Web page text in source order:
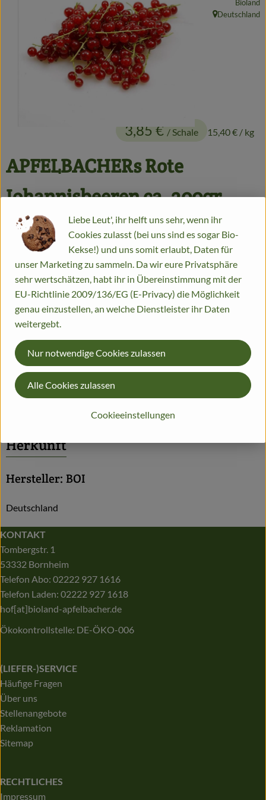
Alles Andere
Jungpflanzen
Hofladen
Infos
APFELBACHERs Rote
Johannisbeeren ca. 200gr
3,85 € / Schale 15,40 € / kg
Bioland
, Herkunft:
Deutschland
Artikel ist aktuell nicht bestellbar!
#1810 3,85 € / Schale 15,40 €/ kg 7% MwSt Handelsklasse II
Info Herkunft
Info
Johannisbeeren, rot, Schale Rote Johannisbeeren haben einen
süß-aromatischen bis herb-säuerlichen Geschmack
Produktinformationen
Herkunft
Hersteller: BOI
Deutschland
KONTAKT
Tombergstr. 1
53332 Bornheim
Telefon Abo: 02222 927 1616
Telefon Laden: 02222 927 1618
hof[at]bioland-apfelbacher.de
Ökokontrollstelle: DE-ÖKO-006
(LIEFER-)SERVICE
Häufige Fragen
Über uns
Stellenangebote
Reklamation
Sitemap
RECHTLICHES
Impressum
Liebe Leut', ihr helft uns sehr, wenn ihr
Cookies zulasst (bei uns sind es sogar Bio-
Kekse!) und uns somit erlaubt, Daten für
unser Marketing zu sammeln. Da wir eure Privatsphäre
sehr wertschätzen, habt ihr in Übereinstimmung mit der
EU-Richtlinie 2009/136/EG (E-Privacy) die Möglichkeit
genau einzustellen, an welche Dienstleister ihr Daten
weitergebt.
Cookieeinstellungen
Nur notwendige Cookies zulassen
Alle Cookies zulassen